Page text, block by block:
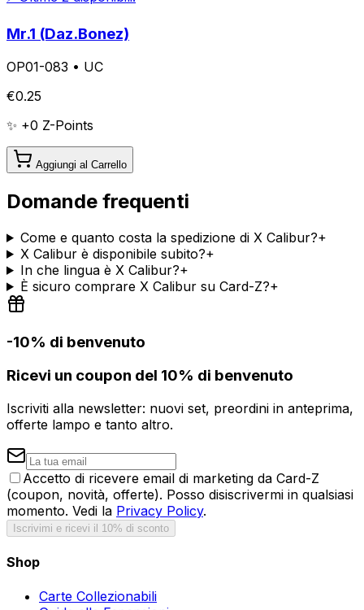
Mr.1 (Daz.Bonez)
OP01-083 • UC
€0.25
✨ +0 Z-Points
Aggiungi al Carrello
Domande frequenti
Come e quanto costa la spedizione di X Calibur?+
X Calibur è disponibile subito?+
In che lingua è X Calibur?+
È sicuro comprare X Calibur su Card-Z?+
-10% di benvenuto
Ricevi un coupon del 10% di benvenuto
Iscriviti alla newsletter: nuovi set, preordini in anteprima,
offerte lampo e tanto altro.
Accetto di ricevere email di marketing da Card-Z
(coupon, novità, offerte). Posso disiscrivermi in qualsiasi
momento. Vedi la Privacy Policy.
Iscrivimi e ricevi il 10% di sconto
Shop
Carte Collezionabili